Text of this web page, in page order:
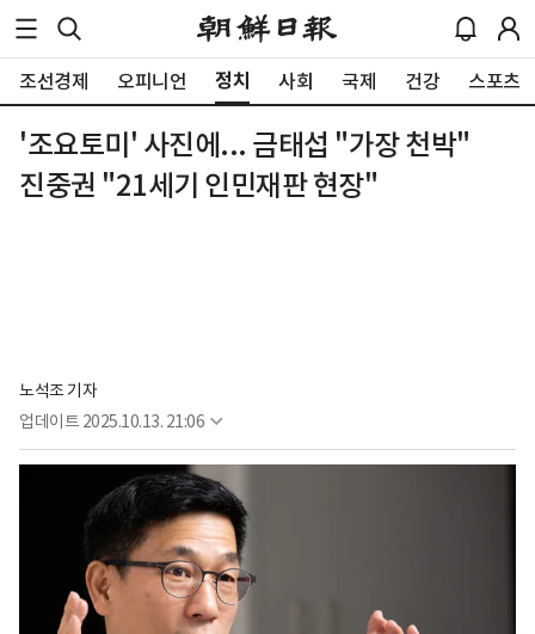
조선경제 오피니언 정치 사회 국제 건강 스포츠
'조요토미' 사진에... 금태섭 "가장 천박"
진중권 "21세기 인민재판 현장"
노석조 기자
업데이트 2025.10.13. 21:06